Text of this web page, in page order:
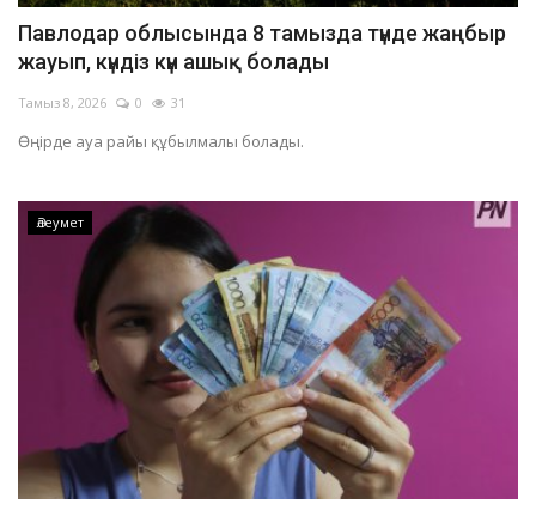
Павлодар ЖЭО-2-де іске қосу кезінде оқыс оқиға орын алды
Павлодар облысында суға батып кеткен ер адамның денесі табылды
Павлодар облысында 8 тамызда түнде жаңбыр
жауып, күндіз күн ашық болады
Тамыз 8, 2026 0 31
Өңірде ауа райы құбылмалы болады.
Әлеумет